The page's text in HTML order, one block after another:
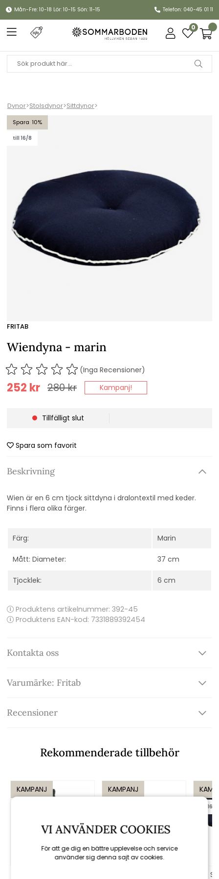
Mån-Fre: 10-18 Lör: 10-15 Sön: 11-15 Telefon: 040-45 01 11
0
Dynor>Stolsdynor>Sittdynor>
10
till 16/8
Wiendyna - marin
FRITAB
Wiendyna - marin
(Inga Recensioner)
280kr
252 kr Kampanj!
Tillfälligt slut
Spara som favorit
Beskrivning
Wien är en 6 cm tjock sittdyna i dralontextil med keder.
Finns i flera olika färger.
Färg: Marin
Mått: Diameter: 37 cm
Tjocklek: 6 cm
Produktens artikelnummer: 392-45
Produktens EAN-kod: 7331889392454
Kontakta oss
Varumärke: Fritab
Recensioner
Rekommenderade tillbehör
KAMPANJ KAMPANJ
till 16/8
VI ANVÄNDER COOKIES
För att ge dig en bättre upplevelse och service
använder sig denna sajt av cookies.